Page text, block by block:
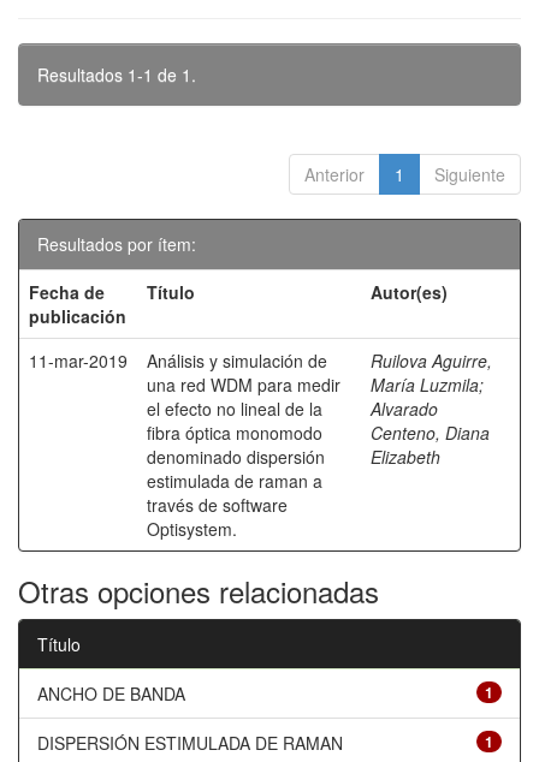
Resultados 1-1 de 1.
Anterior 1 Siguiente
Resultados por ítem:
Fecha de
publicación
Título Autor(es)
11-mar-2019
Análisis y simulación de
una red WDM para medir
el efecto no lineal de la
fibra óptica monomodo
denominado dispersión
estimulada de raman a
través de software
Optisystem.
Ruilova Aguirre,
María Luzmila;
Alvarado
Centeno, Diana
Elizabeth
Otras opciones relacionadas
Título
1
ANCHO DE BANDA
1
DISPERSIÓN ESTIMULADA DE RAMAN